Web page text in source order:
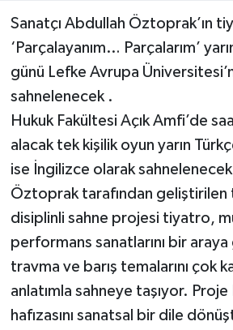
Sanatçı Abdullah Öztoprak’ın
‘Parçalayanım… Parçalarım’
günü Lefke Avrupa
sahnelenecek .
Hukuk Fakültesi Açık Amfi’de
alacak tek kişilik oyun yarın
ise İngilizce olarak
Öztoprak tarafından geliştirilen
disiplinli sahne projesi tiyatro,
performans sanatlarını bir
travma ve barış temalarını çok
anlatımla sahneye taşıyor. Proje
hafızasını sanatsal bir dile